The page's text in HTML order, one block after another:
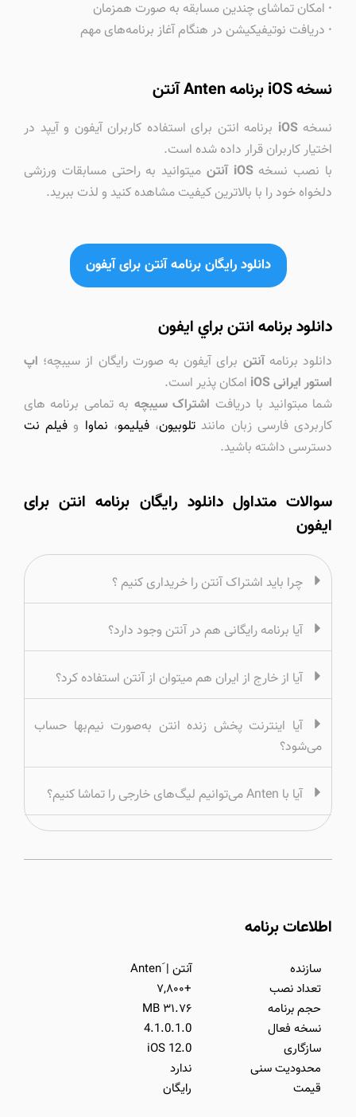
· امکان تماشای چندین مسابقه به صورت همزمان
· دریافت نوتیفیکیشن در هنگام آغاز برنامه‌های مهم
نسخه iOS برنامه Anten آنتن
نسخه iOS برنامه انتن برای استفاده کاربران آیفون و آیپد در
اختیار کاربران قرار داده شده است.
با نصب نسخه iOS آنتن
میتوانید به راحتی مسابقات ورزشی
دلخواه خود را با بالاترین کیفیت مشاهده کنید و لذت ببرید.
دانلود رایگان برنامه آنتن برای آیفون
دانلود برنامه انتن براي ايفون
دانلود برنامهآنتن برای آیفون به صورت رایگان از سیبچه؛ اپ
استور ایرانی iOS
امکان پذیر است.
شما مبتوانید با دریافت اشتراک سیبچه به تمامی برنامه های
کاربردی فارسی زبان مانند تلوبیون،فیلیمو، نماوا و فیلم نت
دسترسی داشته باشید.
سوالات متداول دانلود رایگان برنامه انتن برای
ایفون
چرا باید اشتراک آنتن را خریداری کنیم ؟
آیا برنامه رایگانی هم در آنتن وجود دارد؟
آیا از خارج از ایران هم میتوان از آنتن استفاده کرد؟
آیا اینترنت پخش زنده انتن به‌صورت نیم‌بها حساب
می‌شود؟
آیا با Anten می‌توانیم لیگ‌های خارجی را تماشا کنیم؟
اطلاعات برنامه
آنتن | َAnten
+۷,۸۰۰
۳۱.۷۶ MB
4.1.0.1.0
iOS 12.0
ندارد
رایگان
سازنده
تعداد نصب
حجم برنامه
نسخه فعال
سازگاری
محدودیت سنی
قیمت